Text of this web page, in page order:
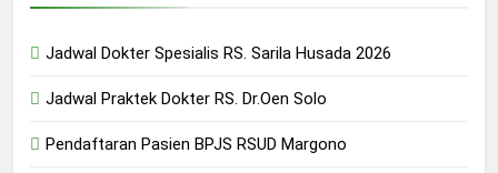
Jadwal Dokter Spesialis RS. Sarila Husada 2026
Jadwal Praktek Dokter RS. Dr.Oen Solo
Pendaftaran Pasien BPJS RSUD Margono